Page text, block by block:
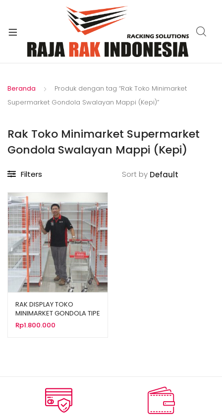
Beranda
Produk dengan tag “Rak Toko Minimarket
Supermarket Gondola Swalayan Mappi (Kepi)”
Rak Toko Minimarket Supermarket
Gondola Swalayan Mappi (Kepi)
Filters Sort by
RAK DISPLAY TOKO
MINIMARKET GONDOLA TIPE
ALFAMIDI RR-18
Rp1.800.000